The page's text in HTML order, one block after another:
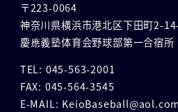
〒223-0064
神奈川県横浜市港北区下田町2-
慶應義塾体育会野球部第一合宿所
TEL: 045-563-2001
FAX: 045-564-3545
E-MAIL: KeioBaseball@aol.com